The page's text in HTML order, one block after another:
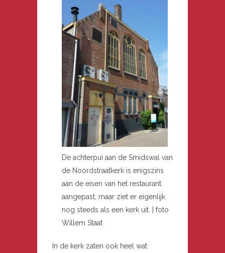
De achterpui aan de Smidswal van
de Noordstraatkerk is enigszins
aan de eisen van het restaurant
aangepast, maar ziet er eigenlijk
nog steeds als een kerk uit. | foto
Willem Staat
In de kerk zaten ook heel wat